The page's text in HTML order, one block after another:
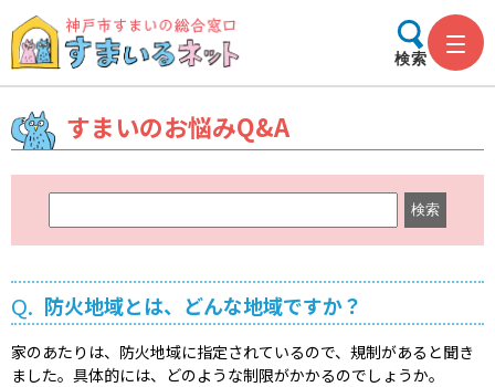
検索
すまいのお悩みQ&A
ー
ド
索
Q. 防火地域とは、どんな地域ですか？
家のあたりは、防火地域に指定されているので、規制があると聞き
ました。具体的には、どのような制限がかかるのでしょうか。